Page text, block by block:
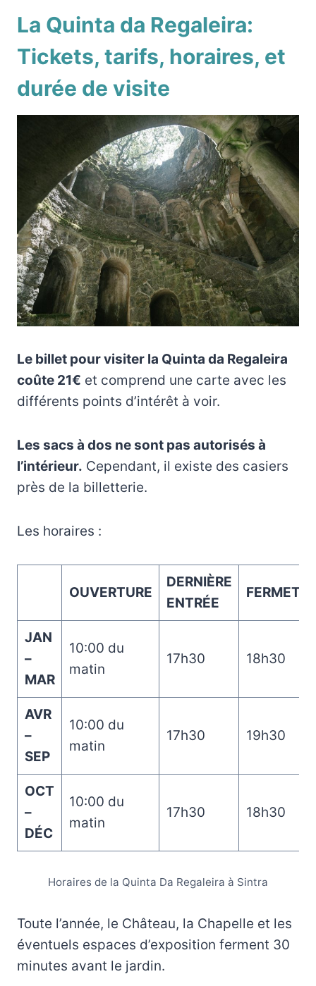
La Quinta da Regaleira:
Tickets, tarifs, horaires, et
durée de visite
Le billet pour visiter la Quinta da Regaleira
coûte 21€ et comprend une carte avec les
différents points d’intérêt à voir.
Les sacs à dos ne sont pas autorisés à
l’intérieur. Cependant, il existe des casiers
près de la billetterie.
Les horaires :
OUVERTURE
DERNIÈRE
ENTRÉE
JAN
–
MAR
10:00 du
matin
17h30 18h30
AVR
–
SEP
10:00 du
matin
17h30 19h30
OCT
–
DÉC
10:00 du
matin
17h30 18h30
Horaires de la Quinta Da Regaleira à Sintra
Toute l’année, le Château, la Chapelle et les
éventuels espaces d’exposition ferment 30
minutes avant le jardin.